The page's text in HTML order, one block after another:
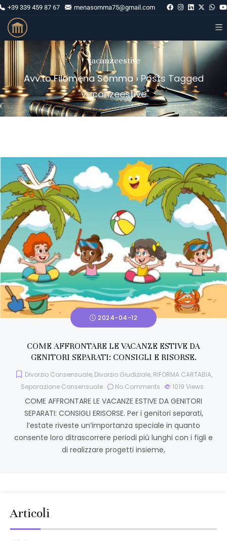
+39 339 459 87 67 menasomma75@gmail.com
vacanzeestive
Avv.to Filomena Somma›Posts Tagged
"vacanzeestive"
2024-04-12
COME AFFRONTARE LE VACANZE ESTIVE DA
GENITORI SEPARATI: CONSIGLI E RISORSE.
Divorzio Consensuale, Divorzio Giudiziale, RIFORMA CARTABIA,
Separazione Consensuale
No Comments 1019 Views
COME AFFRONTARE LE VACANZE ESTIVE DA GENITORI
SEPARATI: CONSIGLI ERISORSE. Per i genitori separati,
l’estate riveste un’importanza speciale in quanto
consente loro ditrascorrere periodi più lunghi con i figli e
di realizzare progetti insieme,
Articoli